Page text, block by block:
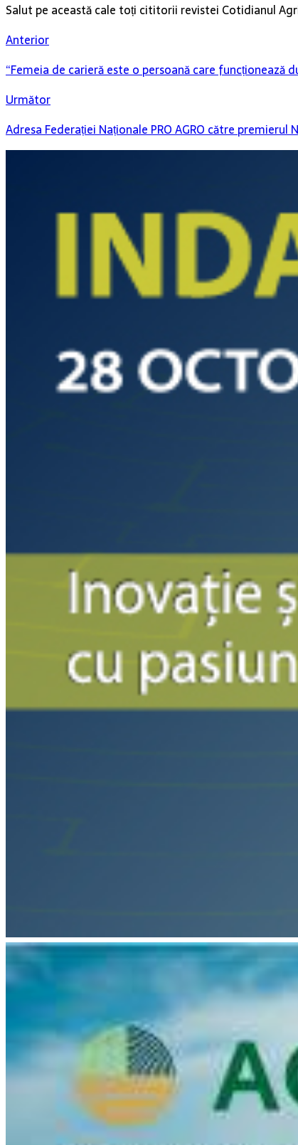
Salut pe această cale toți cititorii revistei Cotidianul
Anterior
“Femeia de carieră este o persoană care
Următor
Adresa Federației Naționale PRO AGRO către